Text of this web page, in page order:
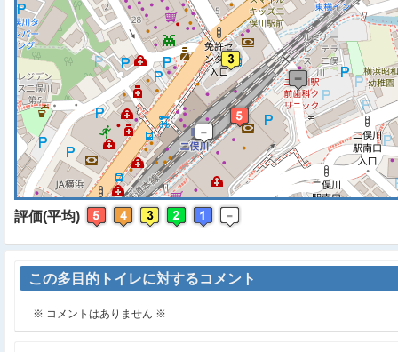
評価(平均)
この多目的トイレに対するコメント
※ コメントはありません ※